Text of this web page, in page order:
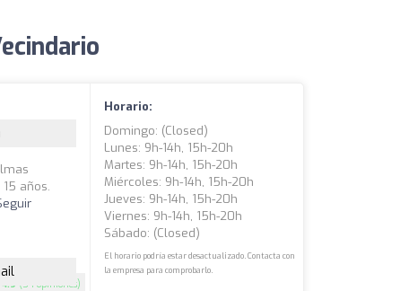
4.9 (54 opiniones)
años.
Horario:
Domingo: (closed)
Lunes: 9h-14h, 15h-20h
Martes: 9h-14h, 15h-20h
Miércoles: 9h-14h, 15h-20h
Jueves: 9h-14h, 15h-20h
Viernes: 9h-14h, 15h-20h
Sábado: (closed)
El horario podría estar desactualizado. Contacta con
la empresa para comprobarlo.